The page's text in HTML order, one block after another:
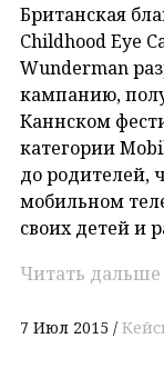
Британская
Childhood Eye
Wunderman
кампанию,
Каннском
категории
до родителей,
мобильном
своих детей и
Читать дальше
7 Июл 2015